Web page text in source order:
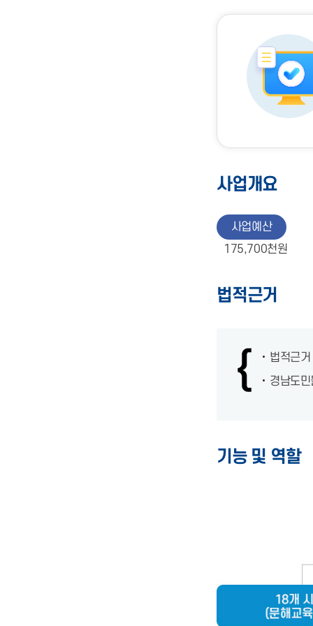
사업개요
사업예산
175,700천원
법적근거
법적근거
경남도
기능 및 역할